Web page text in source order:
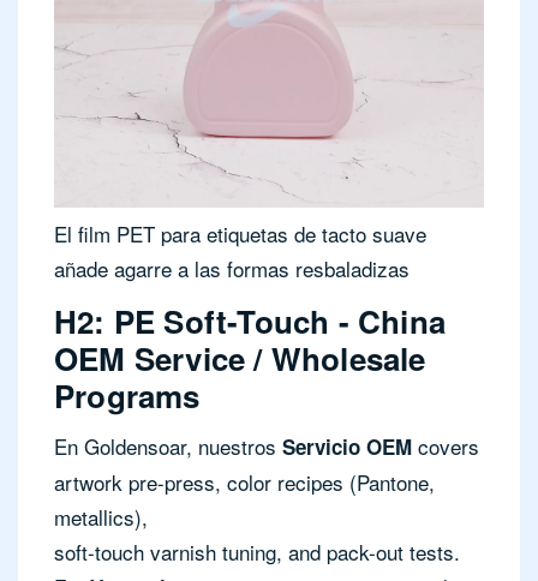
El film PET para etiquetas de tacto suave
añade agarre a las formas resbaladizas
H2: PE Soft-Touch - China
OEM Service / Wholesale
Programs
En Goldensoar, nuestros Servicio OEM covers
artwork pre-press, color recipes (Pantone,
metallics),
soft-touch varnish tuning, and pack-out tests.